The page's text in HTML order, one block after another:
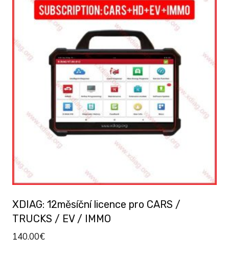
XDIAG: 12měsíční licence pro CARS /
TRUCKS / EV / IMMO
140.00€